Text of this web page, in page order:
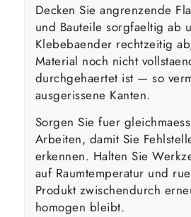
Decken Sie angrenzende
und Bauteile sorgfaeltig ab
Klebebaender rechtzeitig
Material noch nicht
durchgehaertet ist — so
ausgerissene Kanten.
Sorgen Sie fuer
Arbeiten, damit Sie
erkennen. Halten Sie
auf Raumtemperatur und
Produkt zwischendurch
homogen bleibt.